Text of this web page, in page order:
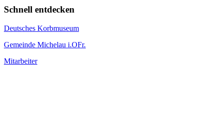
Schnell entdecken
Deutsches Korbmuseum
Gemeinde Michelau i.OFr.
Mitarbeiter